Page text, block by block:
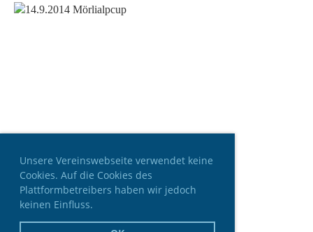
Unsere Vereinswebseite verwendet keine
Cookies. Auf die Cookies des
Plattformbetreibers haben wir jedoch
keinen Einfluss.